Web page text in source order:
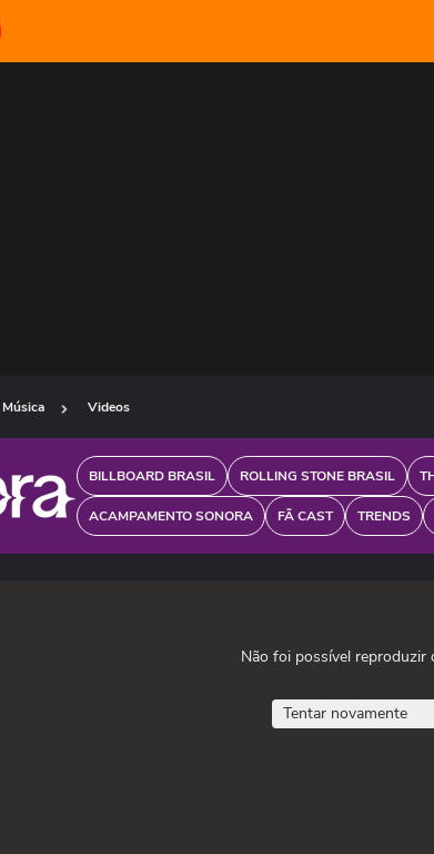
Música Videos
BILLBOARD BRASIL ROLLING STONE BRASIL
ACAMPAMENTO SONORA FÃ CAST TRENDS
Não foi possível reproduzir
Tentar novamente